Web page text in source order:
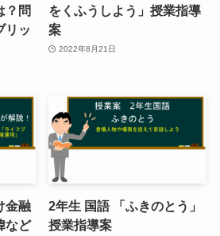
？問
リッ
をくふうしよう」授業指導
案
2022年8月21日
金融
など
2年生 国語 「ふきのとう」
授業指導案